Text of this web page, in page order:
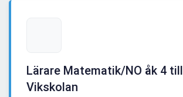
Lärare Matematik/NO åk 4 till
Vikskolan